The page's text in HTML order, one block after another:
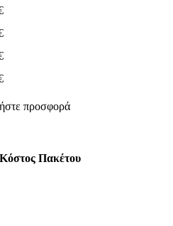
προσφορά
Πακέτου